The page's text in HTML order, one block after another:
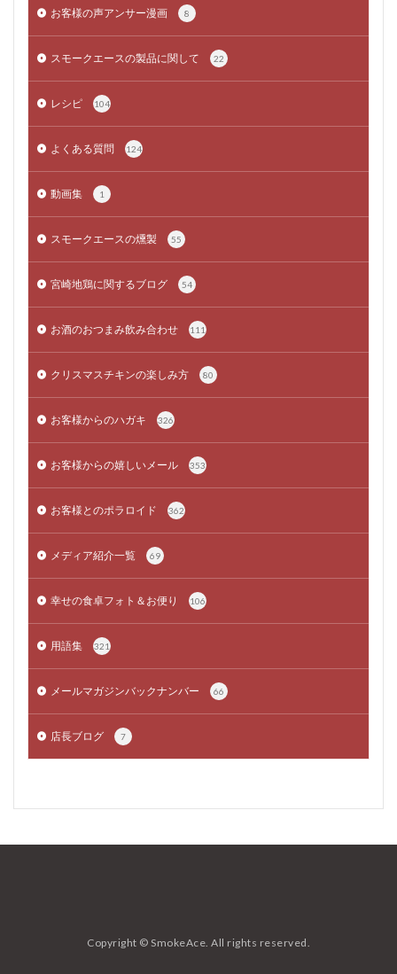
お客様の声アンサー漫画 8
スモークエースの製品に関して 22
レシピ 104
よくある質問 124
動画集 1
スモークエースの燻製 55
宮崎地鶏に関するブログ 54
お酒のおつまみ飲み合わせ 111
クリスマスチキンの楽しみ方 80
お客様からのハガキ 326
お客様からの嬉しいメール 353
お客様とのポラロイド 362
メディア紹介一覧 69
幸せの食卓フォト＆お便り 106
用語集 321
メールマガジンバックナンバー 66
店長ブログ 7
Copyright © SmokeAce. All rights reserved.